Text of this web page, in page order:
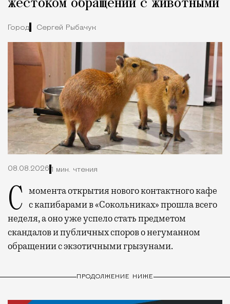
жестоком обращении с животными
Город Сергей Рыбачук
08.08.2026 1 мин. чтения
С момента открытия нового контактного кафе с капибарами в «Сокольниках» прошла всего
неделя, а оно уже успело стать предметом
скандалов и публичных споров о негуманном
обращении с экзотичными грызунами.
ПРОДОЛЖЕНИЕ НИЖЕ